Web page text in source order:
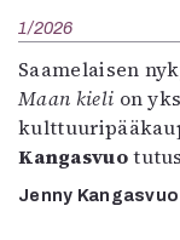
1/2026
Saamelaisen
Maan kieli on
Kangasvuo
Jenny Kangasvuo